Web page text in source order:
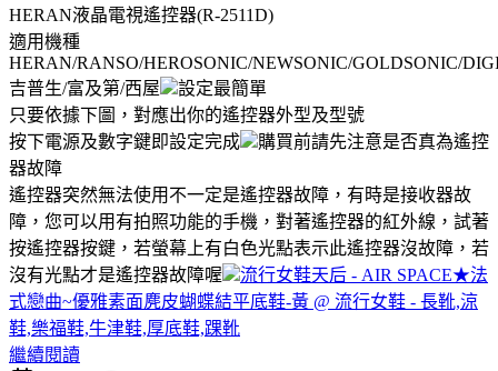
HERAN液晶電視遙控器(R-2511D)
適用機種
HERAN/RANSO/HEROSONIC/NEWSONIC/GOLDSONIC/
吉普生/富及第/西屋
設定最簡單
只要依據下圖，對應出你的遙控器外型及型號
按下電源及數字鍵即設定完成
購買前請先注意是否真為遙控
器故障
遙控器突然無法使用不一定是遙控器故障，有時是接收器故
障，您可以用有拍照功能的手機，對著遙控器的紅外線，試著
按遙控器按鍵，若螢幕上有白色光點表示此遙控器沒故障，若
沒有光點才是遙控器故障喔
流行女鞋天后 - AIR SPACE★法
式戀曲~優雅素面麂皮蝴蝶結平底鞋-黃 @ 流行女鞋 - 長靴,涼
鞋,樂福鞋,牛津鞋,厚底鞋,踝靴
繼續閱讀